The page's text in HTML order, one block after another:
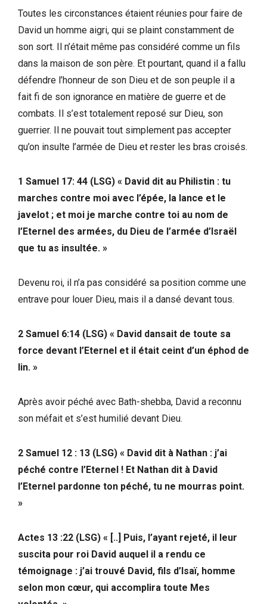
Toutes les circonstances étaient réunies pour faire de
David un homme aigri, qui se plaint constamment de
son sort. Il n’était même pas considéré comme un fils
dans la maison de son père. Et pourtant, quand il a fallu
défendre l’honneur de son Dieu et de son peuple il a
fait fi de son ignorance en matière de guerre et de
combats. Il s’est totalement reposé sur Dieu, son
guerrier. Il ne pouvait tout simplement pas accepter
qu’on insulte l’armée de Dieu et rester les bras croisés.
1 Samuel 17: 44 (LSG) « David dit au Philistin : tu
marches contre moi avec l’épée, la lance et le
javelot ; et moi je marche contre toi au nom de
l’Eternel des armées, du Dieu de l’armée d’Israël
que tu as insultée. »
Devenu roi, il n’a pas considéré sa position comme une
entrave pour louer Dieu, mais il a dansé devant tous.
2 Samuel 6:14 (LSG) « David dansait de toute sa
force devant l’Eternel et il était ceint d’un éphod de
lin. »
Après avoir péché avec Bath-shebba, David a reconnu
son méfait et s’est humilié devant Dieu.
2 Samuel 12 : 13 (LSG) « David dit à Nathan : j’ai
péché contre l’Eternel ! Et Nathan dit à David
l’Eternel pardonne ton péché, tu ne mourras point.
»
Actes 13 :22 (LSG) « [..] Puis, l’ayant rejeté, il leur
suscita pour roi David auquel il a rendu ce
témoignage : j’ai trouvé David, fils d’Isaï, homme
selon mon cœur, qui accomplira toute Mes